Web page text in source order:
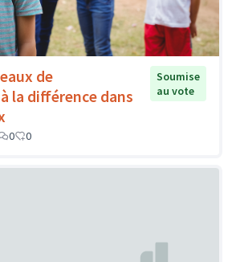
de
la différence dans
Soumise
au vote
0 0